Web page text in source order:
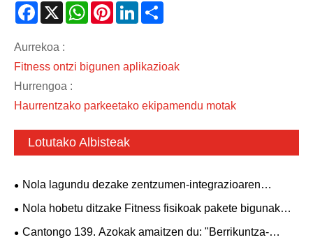
Facebook
X WhatsAppPinterestLinkedIn
Aurrekoa :
Fitness ontzi bigunen aplikazioak
Hurrengoa :
Haurrentzako parkeetako ekipamendu motak
Lotutako Albisteak
Nola lagundu dezake zentzumen-integrazioaren
esekitze serieak haurren garapena?
Nola hobetu ditzake Fitness fisikoak pakete bigunak
haurrentzako jarduera-espazio modernoak?
Cantongo 139. Azokak amaitzen du: "Berrikuntza-